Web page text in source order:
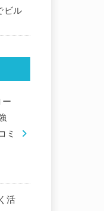
ビル
ー
ミ
活